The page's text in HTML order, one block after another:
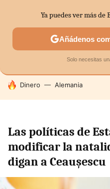
SECTORES ECONOMÍA
HOY SE HABLA DE
Dinero Alemania
Las políticas de
modificar la
digan a Ceaușescu
Ya puedes ver más de
Añádenos
Solo necesitas